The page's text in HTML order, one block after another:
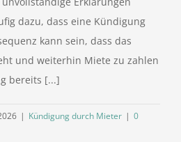
dazu, dass eine Kündigung
kann sein, dass das
und weiterhin Miete zu zahlen
bereits [...]
| Kündigung durch Mieter | 0